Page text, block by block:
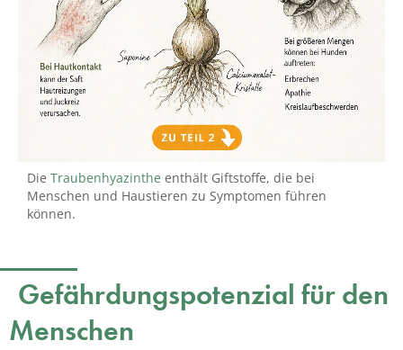
Die Traubenhyazinthe enthält Giftstoffe, die bei
Menschen und Haustieren zu Symptomen führen
können.
Gefährdungspotenzial für den
Menschen